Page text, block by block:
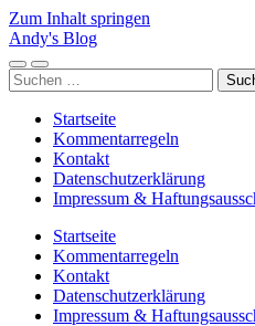
Zum Inhalt springen
Andy's Blog
Mobile-
Menü
Suchfeld
ein-/ausblenden
Suchen
nach:
Startseite
Kommentarregeln
Kontakt
Datenschutzerklärung
Impressum &
Startseite
Kommentarregeln
Kontakt
Datenschutzerklärung
Impressum &